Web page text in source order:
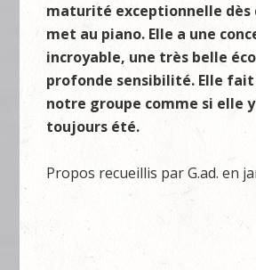
maturité exceptionnelle dès
met au piano. Elle a une
incroyable, une très belle
profonde sensibilité. Elle
notre groupe comme si elle
toujours été.
Propos recueillis par G.ad. en